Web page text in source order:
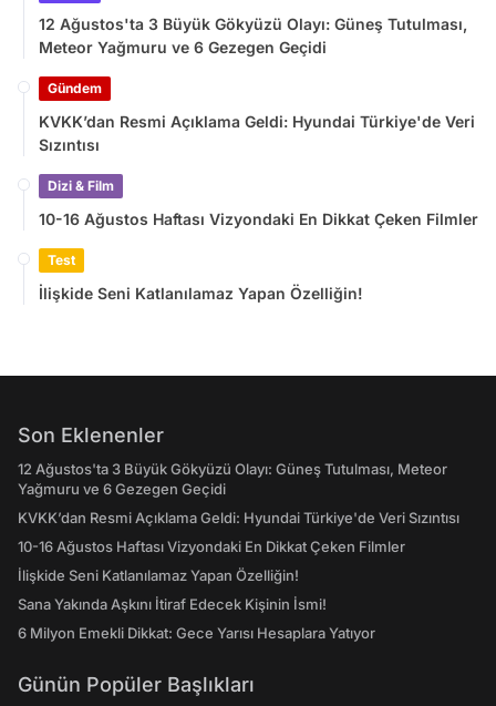
12 Ağustos'ta 3 Büyük Gökyüzü Olayı: Güneş Tutulması,
Meteor Yağmuru ve 6 Gezegen Geçidi
Gündem
KVKK’dan Resmi Açıklama Geldi: Hyundai Türkiye'de Veri
Sızıntısı
Dizi & Film
10-16 Ağustos Haftası Vizyondaki En Dikkat Çeken Filmler
Test
İlişkide Seni Katlanılamaz Yapan Özelliğin!
Son Eklenenler
12 Ağustos'ta 3 Büyük Gökyüzü Olayı: Güneş Tutulması, Meteor
Yağmuru ve 6 Gezegen Geçidi
KVKK’dan Resmi Açıklama Geldi: Hyundai Türkiye'de Veri Sızıntısı
10-16 Ağustos Haftası Vizyondaki En Dikkat Çeken Filmler
İlişkide Seni Katlanılamaz Yapan Özelliğin!
Sana Yakında Aşkını İtiraf Edecek Kişinin İsmi!
6 Milyon Emekli Dikkat: Gece Yarısı Hesaplara Yatıyor
Günün Popüler Başlıkları